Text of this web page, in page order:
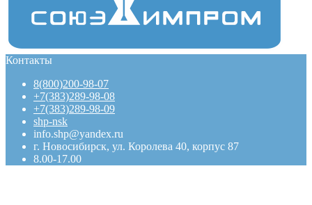
Контакты
8(800)200-98-07
+7(383)289-98-08
+7(383)289-98-09
shp-nsk
info.shp@yandex.ru
г. Новосибирск, ул. Королева 40, корпус 87
8.00-17.00